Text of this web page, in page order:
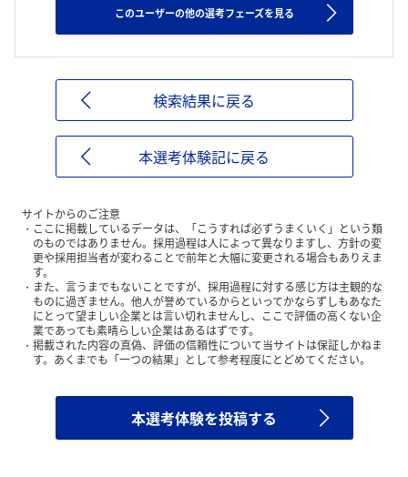
このユーザーの他の選考フェーズを見る
検索結果に戻る
本選考体験記に戻る
サイトからのご注意
ここに掲載しているデータは、「こうすれば必ずうまくいく」という類
のものではありません。採用過程は人によって異なりますし、方針の変
更や採用担当者が変わることで前年と大幅に変更される場合もありえま
す。
また、言うまでもないことですが、採用過程に対する感じ方は主観的な
ものに過ぎません。他人が誉めているからといってかならずしもあなた
にとって望ましい企業とは言い切れませんし、ここで評価の高くない企
業であっても素晴らしい企業はあるはずです。
掲載された内容の真偽、評価の信頼性について当サイトは保証しかねま
す。あくまでも「一つの結果」として参考程度にとどめてください。
本選考体験を投稿する